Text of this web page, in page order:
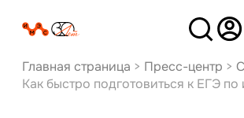
Главная страница > Пресс-центр >
Как быстро подготовиться к ЕГЭ